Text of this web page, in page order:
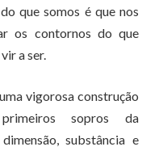
que somos é que nos
os contornos do que
a ser.
vigorosa construção
sopros da
substância e